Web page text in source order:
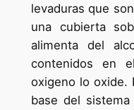
levaduras que
una cubierta
alimenta del
contenidos en
oxigeno lo oxide.
base del